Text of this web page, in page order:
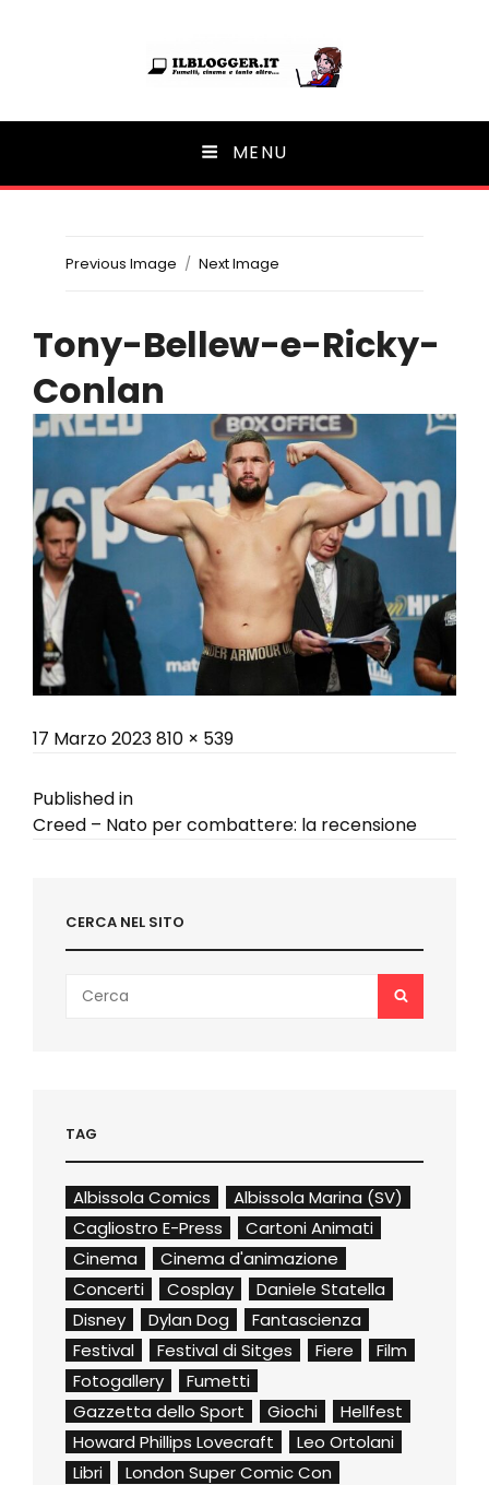
Ilblogger.it
Il portalino di blog | MENU
Previous Image Next Image
Tony-Bellew-e-Ricky-
Conlan
Posted
17 Marzo 2023Full
810 × 539
Navigazione
Published in
Creed – Nato per combattere: la recensione
CERCA NEL SITO
for:
SEARCH
TAG
Albissola Comics
Albissola Marina (SV)
Cagliostro E-Press
Cartoni Animati
Cinema
Cinema d'animazione
Concerti
Cosplay
Daniele Statella
Disney
Dylan Dog
Fantascienza
Festival
Festival di Sitges Fiere
Film
Fotogallery
Fumetti
Gazzetta dello Sport
Giochi
Hellfest
Howard Phillips Lovecraft
Leo Ortolani
Libri
London Super Comic Con